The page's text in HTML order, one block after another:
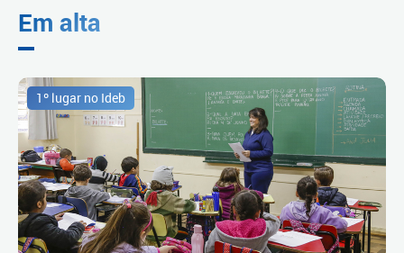
Em alta
1º lugar no Ideb